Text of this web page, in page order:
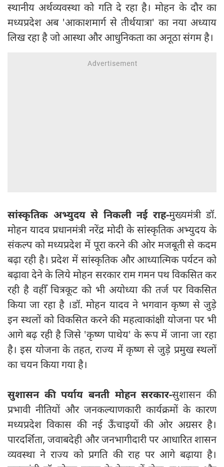
स्थानीय अर्थव्यवस्था को गति दे रहा है। मोहन के दौर का
मध्यप्रदेश अब 'आकाशमार्ग से तीर्थयात्रा' का नया अध्याय
लिख रहा है जो आस्था और आधुनिकता का अनूठा संगम है।
सांस्कृतिक अभ्युदय से निकली नई राह-मुख्यमंत्री डॉ.
मोहन यादव प्रधानमंत्री नरेंद्र मोदी के सांस्कृतिक अभ्युदय के
संकल्प को मध्यप्रदेश में पूरा करने की ओर मजबूती से कदम
बढ़ा रही है। प्रदेश में सांस्कृतिक और आध्यात्मिक पर्यटन को
बढ़ावा देने के लिये मोहन सरकार राम गमन पथ विकसित कर
रही है वहीँ चित्रकूट को भी अयोध्या की तर्ज पर विकसित
किया जा रहा है ।डॉ. मोहन यादव ने भगवान कृष्ण से जुड़े
इन स्थलों को विकसित करने की महत्वाकांक्षी योजना पर भी
आगे बढ़ रही है जिसे 'कृष्ण पाथेय' के रूप में जाना जा रहा
है। इस योजना के तहत, राज्य में कृष्ण से जुड़े प्रमुख स्थलों
का चयन किया गया है।
सुशासन की पर्याय बनती मोहन सरकार-सुशासन की
प्रभावी नीतियों और जनकल्याणकारी कार्यक्रमों के कारण
मध्यप्रदेश विकास की नई ऊँचाइयों की ओर अग्रसर है।
पारदर्शिता, जवाबदेही और जनभागीदारी पर आधारित शासन
व्यवस्था ने राज्य को प्रगति की राह पर आगे बढ़ाया है।